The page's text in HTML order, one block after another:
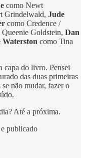
como Newt
Grindelwald, Jude
como Credence /
Queenie Goldstein, Dan
como Tina
capa do livro. Pensei
das duas primeiras
não mudar, fazer o
Até a próxima.
publicado